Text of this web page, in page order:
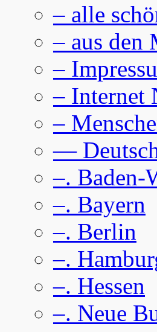
– alle
– aus den
–
– Internet
–
—
–. Baden-
–. Bayern
–. Berlin
–.
–. Hessen
–. Neue